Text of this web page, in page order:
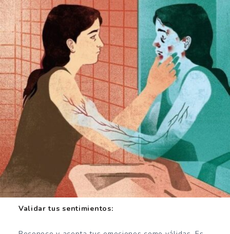
Validar tus sentimientos: